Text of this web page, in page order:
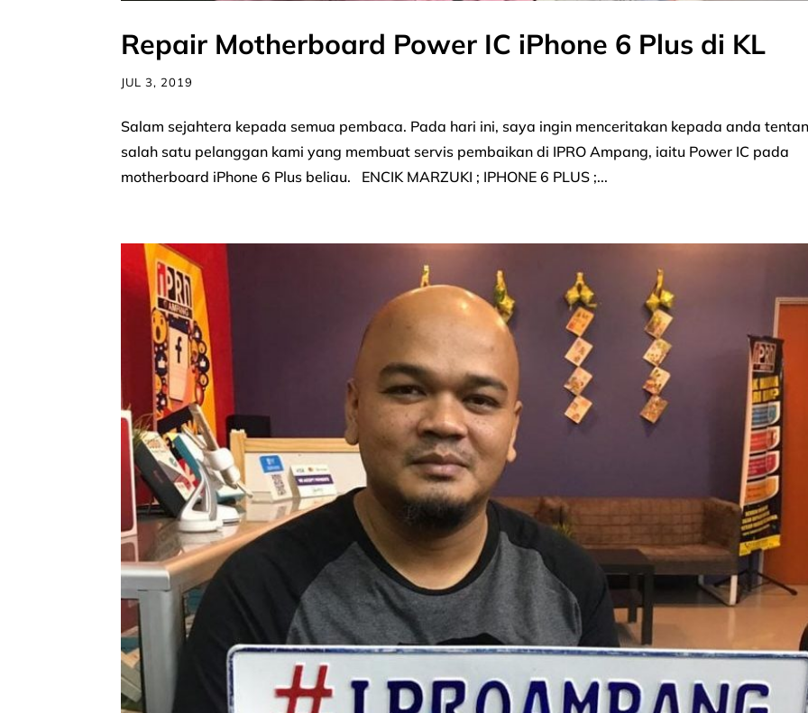
Repair Motherboard Power IC iPhone 6 Plus di KL
JUL 3, 2019
Salam sejahtera kepada semua pembaca. Pada hari ini, saya ingin menceritakan kepada anda
salah satu pelanggan kami yang membuat servis pembaikan di IPRO Ampang, iaitu Power IC pada
motherboard iPhone 6 Plus beliau. ENCIK MARZUKI ; IPHONE 6 PLUS ;...